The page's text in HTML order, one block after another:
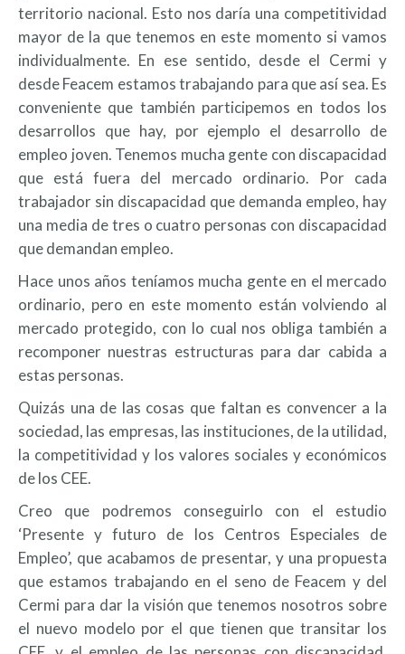
territorio nacional. Esto nos daría una competitividad
mayor de la que tenemos en este momento si vamos
individualmente. En ese sentido, desde el Cermi y
desde Feacem estamos trabajando para que así sea. Es
conveniente que también participemos en todos los
desarrollos que hay, por ejemplo el desarrollo de
empleo joven. Tenemos mucha gente con discapacidad
que está fuera del mercado ordinario. Por cada
trabajador sin discapacidad que demanda empleo, hay
una media de tres o cuatro personas con discapacidad
que demandan empleo.
Hace unos años teníamos mucha gente en el mercado
ordinario, pero en este momento están volviendo al
mercado protegido, con lo cual nos obliga también a
recomponer nuestras estructuras para dar cabida a
estas personas.
Quizás una de las cosas que faltan es convencer a la
sociedad, las empresas, las instituciones, de la utilidad,
la competitividad y los valores sociales y económicos
de los CEE.
Creo que podremos conseguirlo con el estudio
‘Presente y futuro de los Centros Especiales de
Empleo’, que acabamos de presentar, y una propuesta
que estamos trabajando en el seno de Feacem y del
Cermi para dar la visión que tenemos nosotros sobre
el nuevo modelo por el que tienen que transitar los